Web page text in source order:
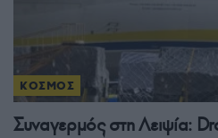
ΚΟΣΜΟΣ
Συναγερμός στη Λειψία: